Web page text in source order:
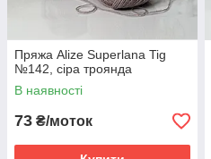
Пряжа Alize Superlana Tig
№142, сіра троянда
В наявності
73 ₴/моток